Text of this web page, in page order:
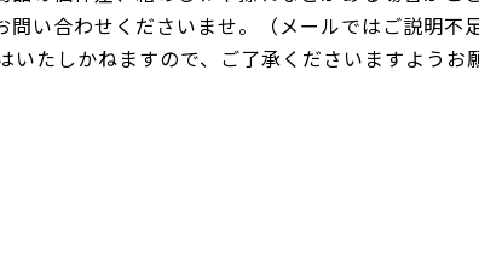
問い合わせくださいませ。（メールではご説明
いたしかねますので、ご了承くださいますようお